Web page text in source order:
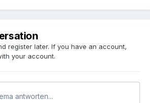
register later. If you have an account,
your account.
antworten...